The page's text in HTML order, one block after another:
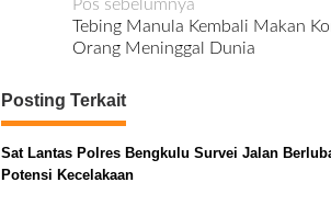
N
a
i
g
a
Pos sebelumnya
Tebing Manula Kembali Makan
Orang Meninggal Dunia
Posting Terkait
Sat Lantas Polres Bengkulu Survei Jalan
Potensi Kecelakaan